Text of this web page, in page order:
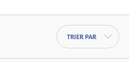
Trier par